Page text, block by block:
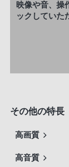
映像や音、操
ックしていた
その他の特長
高画質
高音質